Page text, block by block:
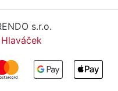
s.r.o.